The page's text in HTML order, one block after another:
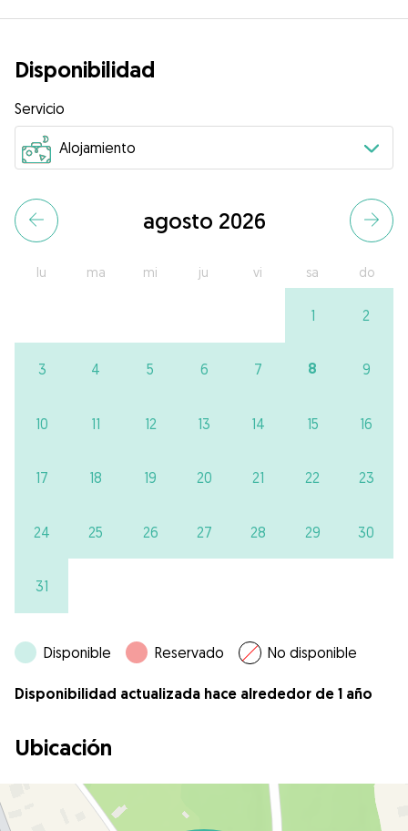
Disponibilidad
Servicio
agosto 2026
lu ma mi ju vi sa do
1 2
3 4 5 6 7 8 9
10 11 12 13 14 15 16
17 18 19 20 21 22 23
24 25 26 27 28 29 30
31
Disponible Reservado No disponible
Disponibilidad actualizada hace alrededor de 1 año
Ubicación